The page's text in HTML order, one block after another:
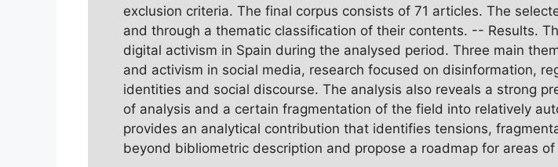
exclusion criteria. The final corpus consists of 71 articles. The
and through a thematic classification of their contents. -- Results.
digital activism in Spain during the analysed period. Three main
and activism in social media, research focused on disinformation,
identities and social discourse. The analysis also reveals a strong
of analysis and a certain fragmentation of the field into relatively
provides an analytical contribution that identifies tensions,
beyond bibliometric description and propose a roadmap for areas